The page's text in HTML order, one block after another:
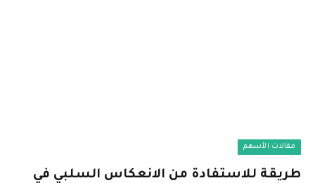
مقالات الأسهم
طريقة للاستفادة من الانعكاس السلبي في